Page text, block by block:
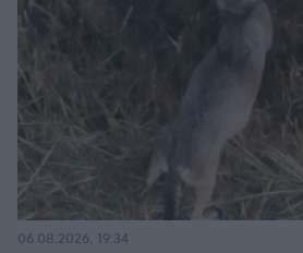
06.08.2026, 19:34